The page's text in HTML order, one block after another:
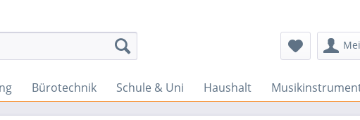
Bürotechnik Schule & Uni Haushalt